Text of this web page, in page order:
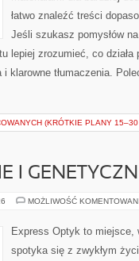
łatwo znaleźć treści
Jeśli szukasz pomysłów
lepiej zrozumieć, co działa
klarowne tłumaczenia.
(KRÓTKIE PLANY
I
MOŻLIWOŚĆ
Express Optyk to miejsce,
spotyka się z zwykłym